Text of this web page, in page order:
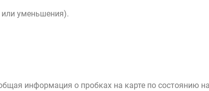
уменьшения).
информация о пробках на карте по состоянию